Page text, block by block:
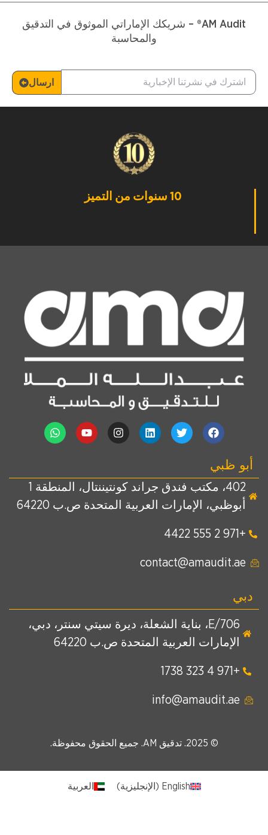
AM Audit® – شريكك الإماراتي الموثوق في التدقيق
والمحاسبة
ارسال
10 سنوات من التميز
أبو ظبي
402، مكتب فندق جراند كونتيننتال، المنطقة 1
أبوظبي، الإمارات العربية المتحدة ص.ب 64220
+971 2 555 4422
contact@amaudit.ae
دبي
E/706، بناية الشعلة، ديرة سيتي سنتر، دبي،
الإمارات العربية المتحدة ص.ب 64220
+971 4 323 1738
info@amaudit.ae
© 2025. تدقيق AM. جميع الحقوق محفوظة.
English
( الإنجليزية) العربية